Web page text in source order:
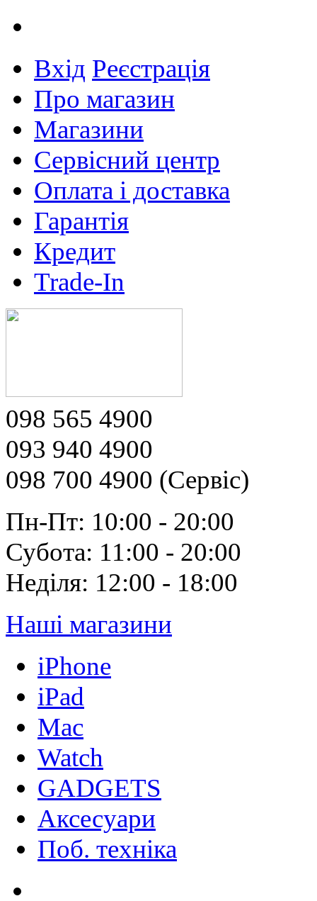
Вхід Реєстрація
Про магазин
Магазини
Сервісний центр
Оплата і доставка
Гарантія
Кредит
Trade-In
098 565 4900
093 940 4900
098 700 4900 (Сервіс)
Пн-Пт: 10:00 - 20:00
Субота: 11:00 - 20:00
Неділя: 12:00 - 18:00
Наші магазини
iPhone
iPad
Mac
Watch
GADGETS
Аксесуари
Поб. техніка